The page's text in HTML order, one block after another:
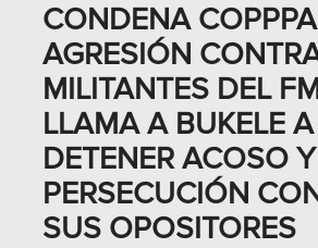
CONDENA
AGRESIÓN
MILITANTES DEL
LLAMA A BUKELE A
DETENER ACOSO Y
PERSECUCIÓN
SUS OPOSITORES